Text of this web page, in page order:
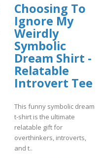
Choosing To
Ignore My
Weirdly
Symbolic
Dream Shirt -
Relatable
Introvert Tee
This funny symbolic dream
t-shirt is the ultimate
relatable gift for
overthinkers, introverts,
and t..